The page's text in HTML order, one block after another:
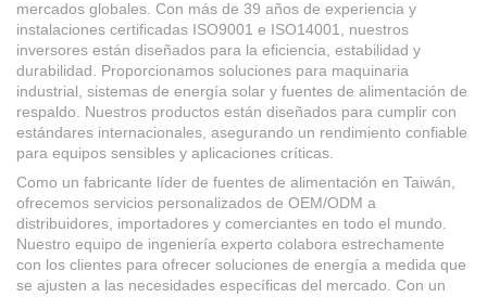
mercados globales. Con más de 39 años de experiencia y
instalaciones certificadas ISO9001 e ISO14001, nuestros
inversores están diseñados para la eficiencia, estabilidad y
durabilidad. Proporcionamos soluciones para maquinaria
industrial, sistemas de energía solar y fuentes de alimentación de
respaldo. Nuestros productos están diseñados para cumplir con
estándares internacionales, asegurando un rendimiento confiable
para equipos sensibles y aplicaciones críticas.
Como un fabricante líder de fuentes de alimentación en Taiwán,
ofrecemos servicios personalizados de OEM/ODM a
distribuidores, importadores y comerciantes en todo el mundo.
Nuestro equipo de ingeniería experto colabora estrechamente
con los clientes para ofrecer soluciones de energía a medida que
se ajusten a las necesidades específicas del mercado. Con un